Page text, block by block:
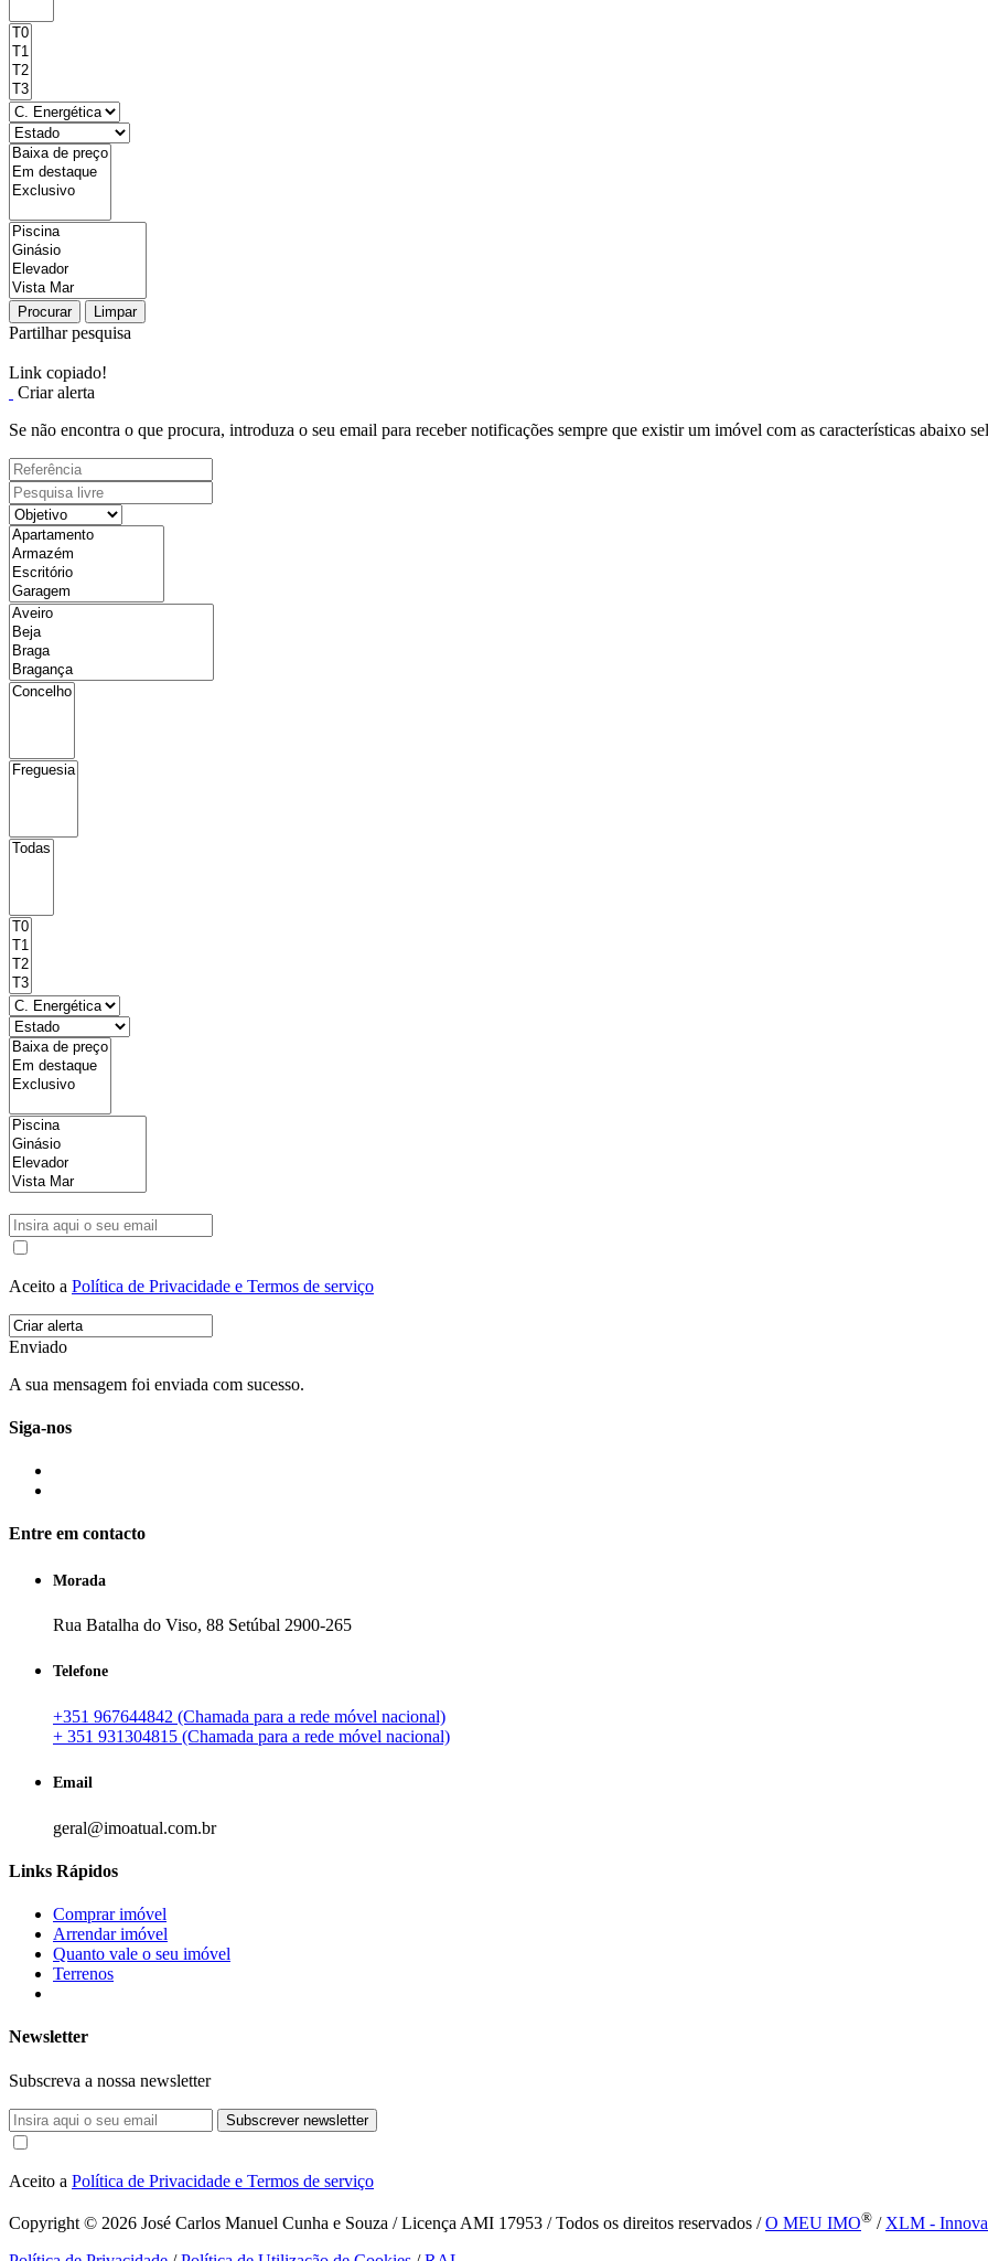
Procurar Limpar
Partilhar pesquisa
Link copiado!
Criar alerta
Se não encontra o que procura, introduza o seu email para receber notificações sempre que existir um imóvel com as características abaixo
Aceito a Política de Privacidade e Termos de serviço
Enviado
A sua mensagem foi enviada com sucesso.
Siga-nos
Entre em contacto
Morada
Rua Batalha do Viso, 88 Setúbal 2900-265
Telefone
+351 967644842 (Chamada para a rede móvel nacional)
+ 351 931304815 (Chamada para a rede móvel nacional)
Email
geral@imoatual.com.br
Links Rápidos
Comprar imóvel
Arrendar imóvel
Quanto vale o seu imóvel
Terrenos
Newsletter
Subscreva a nossa newsletter
Subscrever newsletter
Aceito a Política de Privacidade e Termos de serviço
Copyright © 2026 José Carlos Manuel Cunha e Souza / Licença AMI 17953 / Todos os direitos reservados /O MEU IMO® / XLM -